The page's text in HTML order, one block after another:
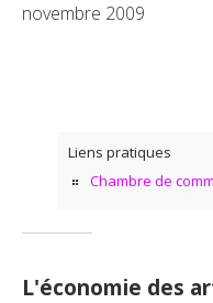
novembre 2009
Liens pratiques
Chambre de
L'économie des